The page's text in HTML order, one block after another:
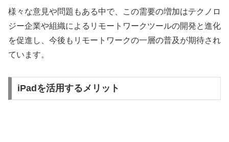
様々な意見や問題もある中で、この需要の増加はテクノロ
ジー企業や組織によるリモートワークツールの開発と進化
を促進し、今後もリモートワークの一層の普及が期待され
ています。
iPadを活用するメリット